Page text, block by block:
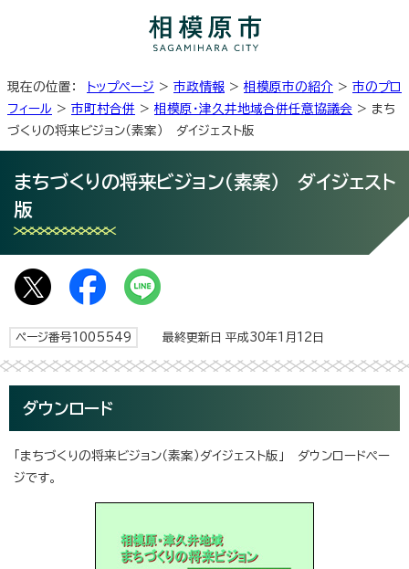
現在の位置： トップページ > 市政情報 > 相模原市の紹介 > 市のプロ
フィール > 市町村合併 > 相模原・津久井地域合併任意協議会 > まち
づくりの将来ビジョン（素案） ダイジェスト版
まちづくりの将来ビジョン（素案） ダイジェスト
版
ページ番号1005549 最終更新日 平成30年1月12日
ダウンロード
「まちづくりの将来ビジョン（素案）ダイジェスト版」 ダウンロードペー
ジです。